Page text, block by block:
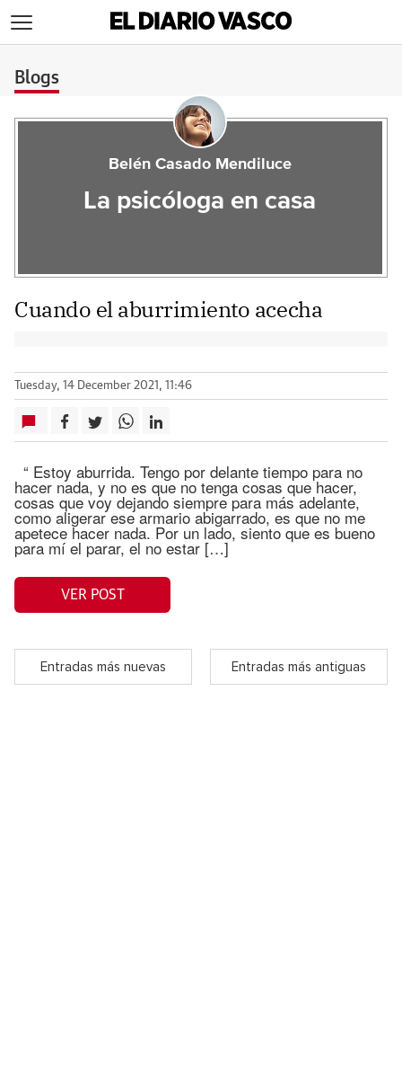
Blogs
Belén Casado Mendiluce
La psicóloga en casa
Cuando el aburrimiento acecha
Tuesday, 14 December 2021, 11:46
“ Estoy aburrida. Tengo por delante tiempo para no
hacer nada, y no es que no tenga cosas que hacer,
cosas que voy dejando siempre para más adelante,
como aligerar ese armario abigarrado, es que no me
apetece hacer nada. Por un lado, siento que es bueno
para mí el parar, el no estar […]
VER POST
Entradas más nuevas Entradas más antiguas